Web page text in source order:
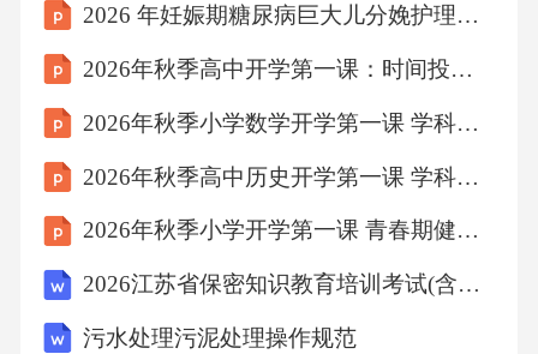
**目标**：通过具体案例，让学生深入了解褶
**过程**：
案例一：阿尔卑斯山脉褶皱山系
背景：亚欧板块与非洲板块挤压碰撞，岩层强
2026 年妊娠期糖尿病巨大儿分娩护理个案分享
2026年秋季高中开学第一课：时间投资大师
2026年秋季小学数学开学第一课 学科阅读与拓展
2026年秋季高中历史开学第一课 学科前沿与展望教案
2026年秋季小学开学第一课 青春期健康教育课件
2026江苏省保密知识教育培训考试(含答案)
污水处理污泥处理操作规范